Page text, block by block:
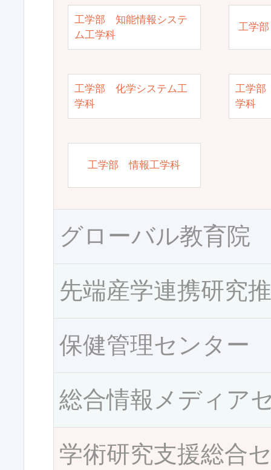
工学部 知能情報システ
ム工学科
工学
工学部 化学システム工
学科
工学部
学科
工学部 情報工学科
グローバル教育院
先端産学連携研究
保健管理センター
総合情報メディア
学術研究支援総合